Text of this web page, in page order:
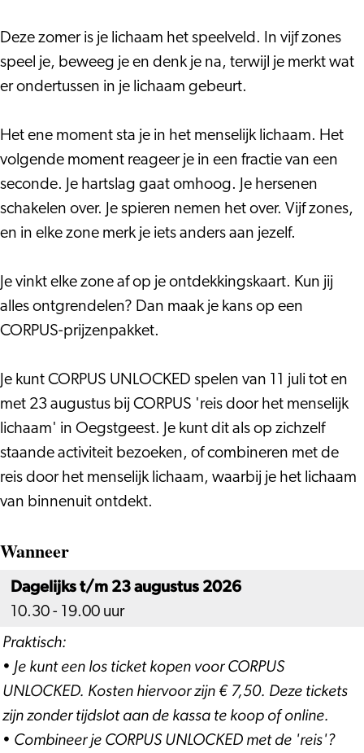
Deze zomer is je lichaam het speelveld. In vijf zones
speel je, beweeg je en denk je na, terwijl je merkt wat
er ondertussen in je lichaam gebeurt.
Het ene moment sta je in het menselijk lichaam. Het
volgende moment reageer je in een fractie van een
seconde. Je hartslag gaat omhoog. Je hersenen
schakelen over. Je spieren nemen het over. Vijf zones,
en in elke zone merk je iets anders aan jezelf.
Je vinkt elke zone af op je ontdekkingskaart. Kun jij
alles ontgrendelen? Dan maak je kans op een
CORPUS-prijzenpakket.
Je kunt CORPUS UNLOCKED spelen van 11 juli tot en
met 23 augustus bij CORPUS 'reis door het menselijk
lichaam' in Oegstgeest. Je kunt dit als op zichzelf
staande activiteit bezoeken, of combineren met de
reis door het menselijk lichaam, waarbij je het lichaam
van binnenuit ontdekt.
Wanneer
Dagelijks t/m 23 augustus 2026
10.30 - 19.00 uur
Praktisch:
• Je kunt een los ticket kopen voor CORPUS
UNLOCKED. Kosten hiervoor zijn € 7,50. Deze tickets
zijn zonder tijdslot aan de kassa te koop of online.
• Combineer je CORPUS UNLOCKED met de 'reis'?